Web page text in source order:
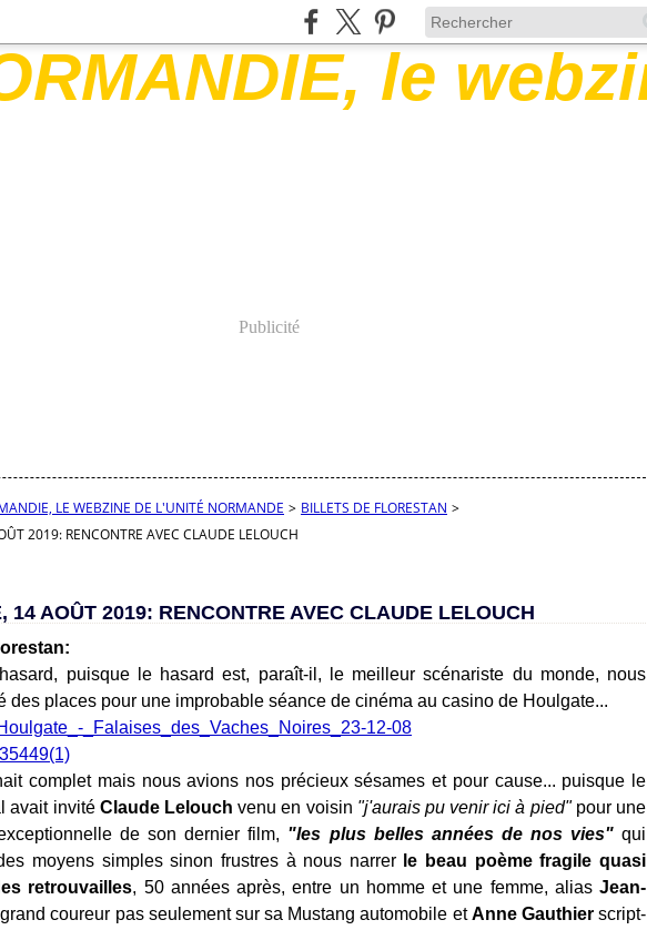
Publicité
LE WEBZINE DE L'UNITÉ NORMANDE > BILLETS DE FLORESTAN >
2019: RENCONTRE AVEC CLAUDE LELOUCH
14 AOÛT 2019: RENCONTRE AVEC CLAUDE LELOUCH
puisque le hasard est, paraît-il, le meilleur scénariste du monde, nous
des places pour une improbable séance de cinéma au casino de Houlgate...
complet mais nous avions nos précieux sésames et pour cause... puisque le
avait invité Claude Lelouch venu en voisin "j'aurais pu venir ici à pied"pour une
de son dernier film, "les plus belles années de nos vies"qui
moyens simples sinon frustres à nous narrer le beau poème fragile quasi
retrouvailles, 50 années après, entre un homme et une femme, aliasJean-
grand coureur pas seulement sur sa Mustang automobile etAnne Gauthierscript-